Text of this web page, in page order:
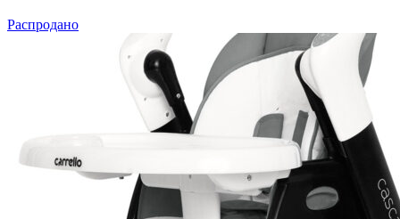
Распродано